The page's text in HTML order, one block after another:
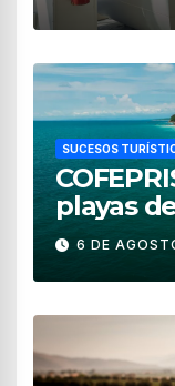
SUCESOS
playas
para
6 DE